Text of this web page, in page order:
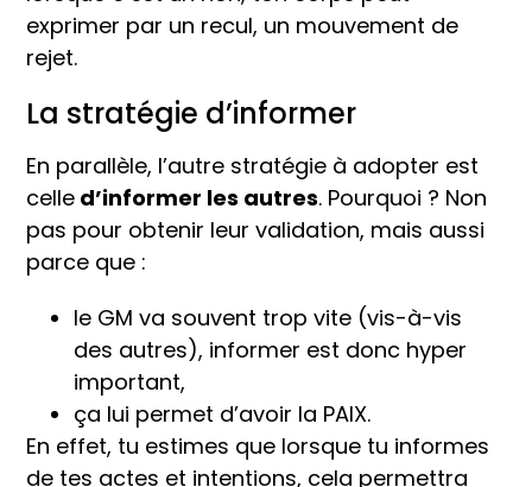
exprimer par un recul, un mouvement de
rejet.
La stratégie d’informer
En parallèle, l’autre stratégie à adopter est
celle d’informer les autres. Pourquoi ? Non
pas pour obtenir leur validation, mais aussi
parce que :
le GM va souvent trop vite (vis-à-vis
des autres), informer est donc hyper
important,
ça lui permet d’avoir la PAIX.
En effet, tu estimes que lorsque tu informes
de tes actes et intentions, cela permettra